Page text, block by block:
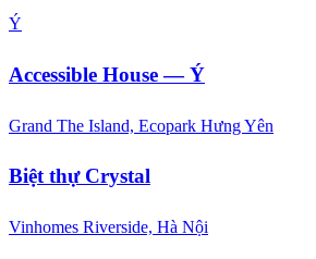
Ý
Accessible House — Ý
Grand The Island, Ecopark Hưng Yên
Biệt thự Crystal
Vinhomes Riverside, Hà Nội